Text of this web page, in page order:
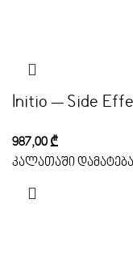
Initio – Side
987,00₾
კალათაში დამატება